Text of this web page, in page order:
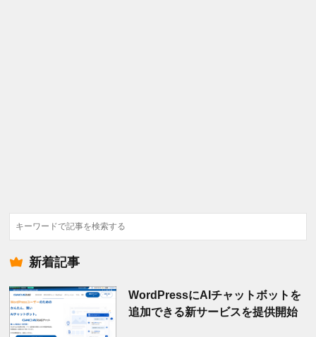
検
索
新着記事
WordPressにAIチャットボットを
追加できる新サービスを提供開始